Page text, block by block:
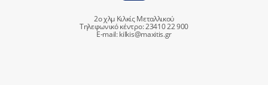
2ο χλμ Κιλκίς Μεταλλικού
Τηλεφωνικό κέντρο: 23410 22 900
E-mail:kilkis@maxitis.gr